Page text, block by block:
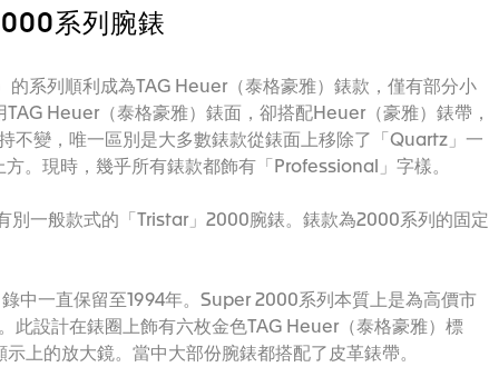
系列腕錶
系列順利成為TAG Heuer（泰格豪雅）錶款，僅有部分小
Heuer（泰格豪雅）錶面，卻搭配Heuer（豪雅）錶帶，
不變，唯一區別是大多數錶款從錶面上移除了「Quartz」一
。現時，幾乎所有錶款都飾有「Professional」字樣。
別一般款式的「Tristar」2000腕錶。錶款為2000系列的固定
中一直保留至1994年。Super 2000系列本質上是為高價市
此設計在錶圈上飾有六枚金色TAG Heuer（泰格豪雅）標
上的放大鏡。當中大部份腕錶都搭配了皮革錶帶。